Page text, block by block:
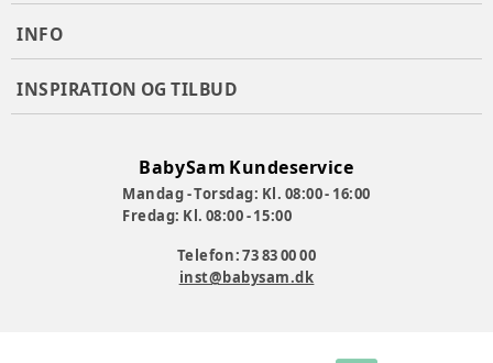
INFO
INSPIRATION OG TILBUD
BabySam Kundeservice
Mandag - Torsdag: Kl. 08:00 - 16:00
Fredag: Kl. 08:00 - 15:00
Telefon: 73 83 00 00
inst@babysam.dk